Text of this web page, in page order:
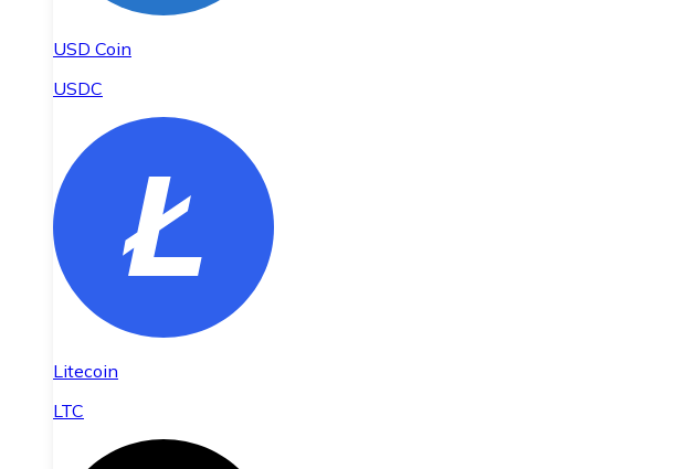
USD Coin
USDC
Litecoin
LTC